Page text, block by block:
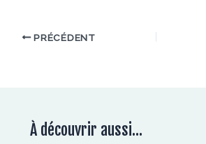
PRÉCÉDENT
À découvrir aussi...